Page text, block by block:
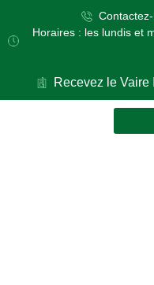
Horaires : les lundis et
Recevez le Vaire